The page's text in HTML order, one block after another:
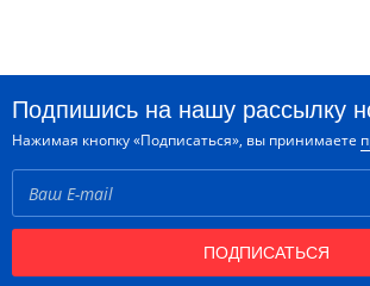
Подпишись на нашу рассылку
Нажимая кнопку «Подписаться», вы принимаете
ПОДПИСАТЬСЯ